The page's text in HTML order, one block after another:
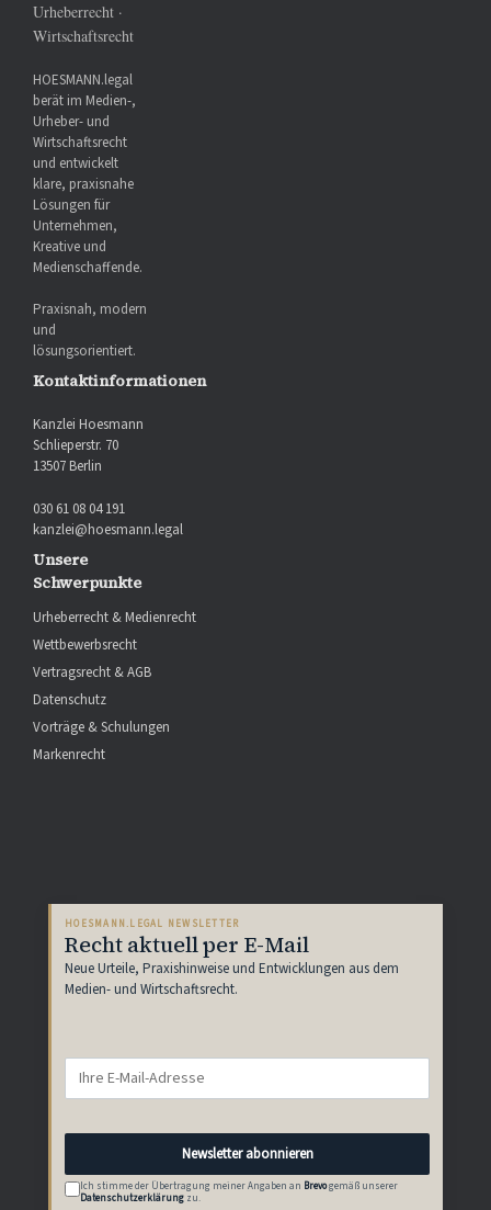
Urheberrecht ·
Wirtschaftsrecht
HOESMANN.legal
berät im Medien-,
Urheber- und
Wirtschaftsrecht
und entwickelt
klare, praxisnahe
Lösungen für
Unternehmen,
Kreative und
Medienschaffende.
Praxisnah, modern
und
lösungsorientiert.
Kontaktinformationen
Kanzlei Hoesmann
Schlieperstr. 70
13507 Berlin
030 61 08 04 191
kanzlei@hoesmann.legal
Unsere
Schwerpunkte
Urheberrecht & Medienrecht
Wettbewerbsrecht
Vertragsrecht & AGB
Datenschutz
Vorträge & Schulungen
Markenrecht
HOESMANN.LEGAL NEWSLETTER
Recht aktuell per E-Mail
Neue Urteile, Praxishinweise und Entwicklungen aus dem
Medien- und Wirtschaftsrecht.
Newsletter abonnieren
Ich stimme der Übertragung meiner Angaben an Brevogemäß unserer
Datenschutzerklärung zu.